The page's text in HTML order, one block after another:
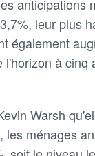
anticipations
leur plus
également
à cinq
Warsh
ménages